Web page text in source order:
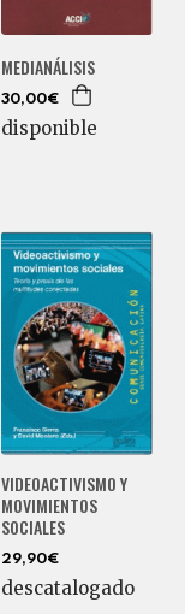
MEDIANÁLISIS
30,00€
disponible
VIDEOACTIVISMO Y
MOVIMIENTOS
SOCIALES
29,90€
descatalogado